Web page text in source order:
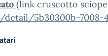
(link cruscotto
detail/5b30300b-7008-